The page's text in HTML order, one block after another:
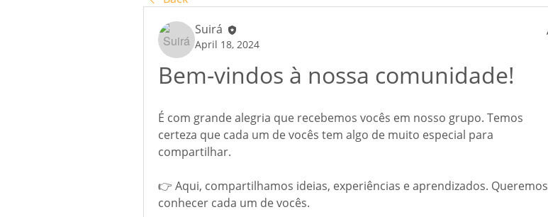
Suirá
April 18, 2024
Bem-vindos à nossa comunidade!
É com grande alegria que recebemos vocês em nosso grupo. Temos
certeza que cada um de vocês tem algo de muito especial para
compartilhar.
👉 Aqui, compartilhamos ideias, experiências e aprendizados. Queremos
conhecer cada um de vocês.